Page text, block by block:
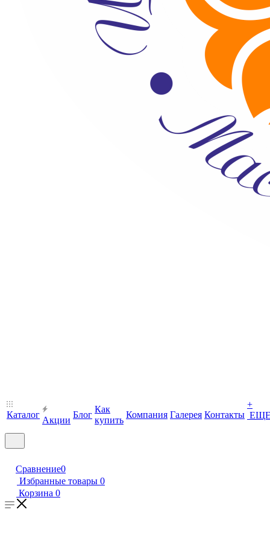
Каталог
Акции
Блог
Как
купить
Компания Галерея Контакты
+
Сравнение0
Избранные товары 0
Корзина 0